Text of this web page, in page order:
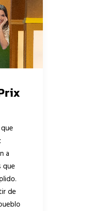
a
que
de